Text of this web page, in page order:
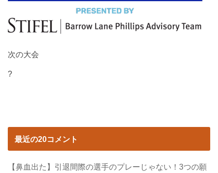
次の大会
?
最近の20コメント
【鼻血出た】引退間際の選手のプレーじゃない！3つの願